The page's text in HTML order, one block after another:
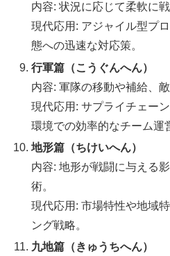
内容: 状況に応じて柔軟に
現代応用: アジャイル型プ
態への迅速な対応策。
行軍篇（こうぐんへん）
内容: 軍隊の移動や補給、
現代応用: サプライチェー
環境での効率的なチーム運
地形篇（ちけいへん）
内容: 地形が戦闘に与える
術。
現代応用: 市場特性や地域
ング戦略。
九地篇（きゅうちへん）